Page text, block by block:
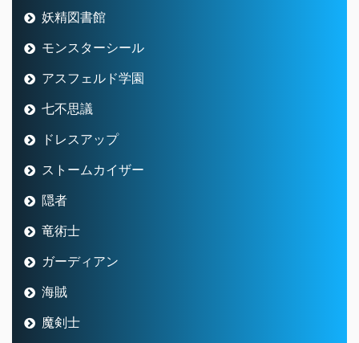
妖精図書館
モンスターシール
アスフェルド学園
七不思議
ドレスアップ
ストームカイザー
隠者
竜術士
ガーディアン
海賊
魔剣士